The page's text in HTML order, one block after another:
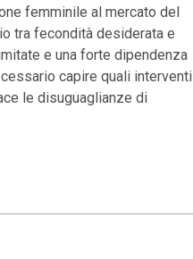
femminile al mercato del
tra fecondità desiderata e
e una forte dipendenza
capire quali interventi
le disuguaglianze di